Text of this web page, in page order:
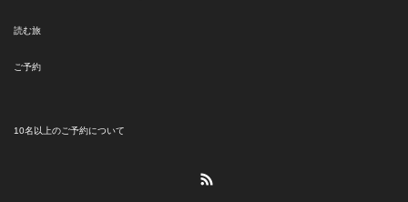
読む旅
ご予約
10名以上のご予約について